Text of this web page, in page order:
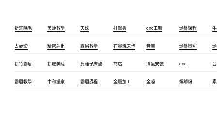
新莊除毛 美睫教學 天珠 打擊樂 cnc工廠 頌缽課程
太歲燈 精密射出 霧眉教學 石墨烯床墊 音響 頌缽證照
新竹霧眉 新莊美睫 負離子床墊 商店 冷氣安裝 cnc
霧眉教學 中和搬家 霧眉課程 金屬加工 金嗓 螺螄粉